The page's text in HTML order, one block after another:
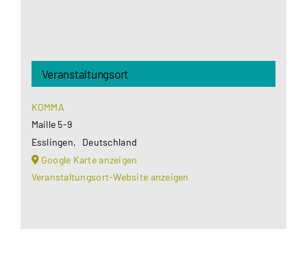
Veranstaltungsort
KOMMA
Maille 5-9
Esslingen,
Deutschland
Google Karte anzeigen
Veranstaltungsort-Website anzeigen